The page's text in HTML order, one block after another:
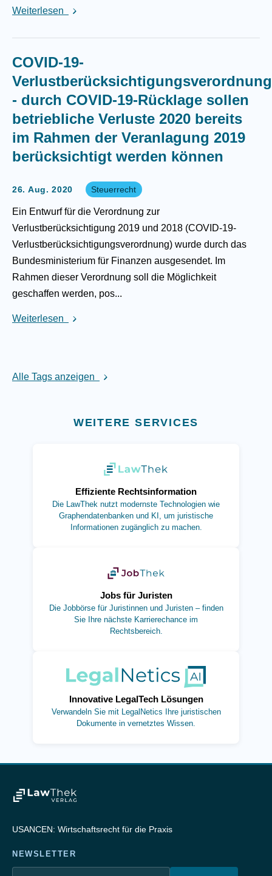
Weiterlesen
COVID-19-
Verlustberücksichtigungsverordnung
- durch COVID-19-Rücklage sollen
betriebliche Verluste 2020 bereits
im Rahmen der Veranlagung 2019
berücksichtigt werden können
26. Aug. 2020 Steuerrecht
Ein Entwurf für die Verordnung zur
Verlustberücksichtigung 2019 und 2018 (COVID-19-
Verlustberücksichtigungsverordnung) wurde durch das
Bundesministerium für Finanzen ausgesendet. Im
Rahmen dieser Verordnung soll die Möglichkeit
geschaffen werden, pos...
Weiterlesen
Alle Tags anzeigen
WEITERE SERVICES
Effiziente Rechtsinformation
Die LawThek nutzt modernste Technologien wie
Graphendatenbanken und KI, um juristische
Informationen zugänglich zu machen.
(öffnet in neuem Tab)
Jobs für Juristen
Die Jobbörse für Juristinnen und Juristen – finden
Sie Ihre nächste Karrierechance im
Rechtsbereich.
(öffnet in neuem Tab)
Innovative LegalTech Lösungen
Verwandeln Sie mit LegalNetics Ihre juristischen
Dokumente in vernetztes Wissen.
(öffnet in neuem Tab)
USANCEN: Wirtschaftsrecht für die Praxis
NEWSLETTER